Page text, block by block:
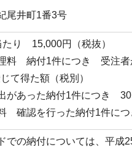
尾井町1番3号
り 15,000円（税抜）
料 納付1件につき 受注者
て得た額（税別）
あった納付1件につき 30
確認を行った納付1件に
での納付については、平成